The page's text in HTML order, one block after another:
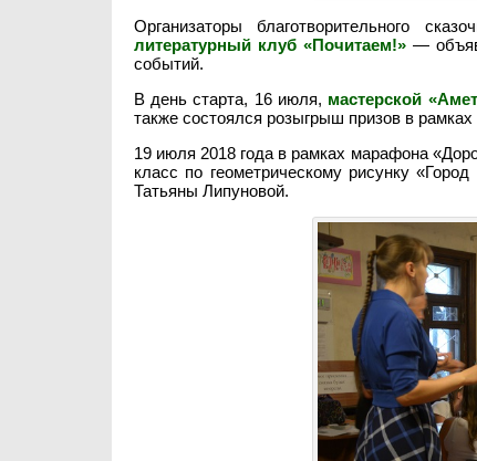
Организаторы благотворительного
литературный клуб «Почитаем!»—
событий.
В день старта, 16 июля, мастерской
также состоялся розыгрыш призов в
19 июля 2018 года в рамках марафона
класс по геометрическому рисунку
Татьяны Липуновой.